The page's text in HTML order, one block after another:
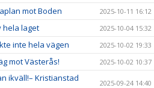
mot Boden 2025-10-11 16:12
hela laget 2025-10-04 15:32
inte hela vägen 2025-10-02 19:33
mot Västerås! 2025-10-02 10:37
ikväll!– Kristianstad
2025-09-24 14:40